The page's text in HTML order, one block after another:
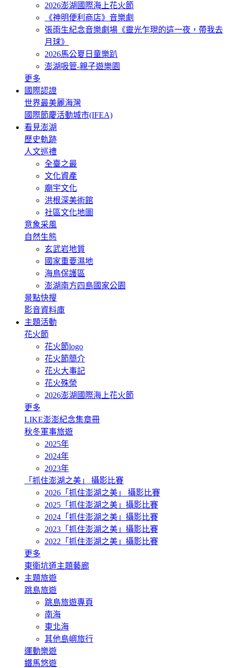
2026澎湖國際海上花火節
《神明便利商店》音樂劇
張雨生紀念音樂劇場《靈光乍現的這一夜，帶我去
月球》
2026馬公夏日童樂趴
澎湖吸管-親子遊樂園
更多
國際認證
世界最美麗海灣
國際節慶活動城市(IFEA)
看見澎湖
歷史軌跡
人文巡禮
全臺之最
文化資產
廟宇文化
洪根深美術館
社區文化地圖
意象采風
自然生態
玄武岩地質
國家重要濕地
海鳥保護區
澎湖南方四島國家公園
景點快搜
影音資料庫
主題活動
花火節
花火節logo
花火節簡介
花火大事記
花火殊榮
2026澎湖國際海上花火節
更多
LIKE澎澎紀念集章冊
秋冬軍事旅遊
2025年
2024年
2023年
「抓住澎湖之美」 攝影比賽
2026「抓住澎湖之美」 攝影比賽
2025「抓住澎湖之美」攝影比賽
2024「抓住澎湖之美」攝影比賽
2023「抓住澎湖之美」攝影比賽
2022「抓住澎湖之美」攝影比賽
更多
東衛坑道主題藝廊
主題旅遊
跳島旅遊
跳島旅遊專頁
南海
東北海
其他島嶼旅行
運動樂遊
鐵馬悠遊